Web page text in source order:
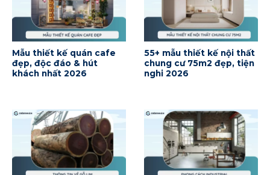
Mẫu thiết kế quán cafe
đẹp, độc đáo & hút
khách nhất 2026
55+ mẫu thiết kế nội thất
chung cư 75m2 đẹp, tiện
nghi 2026